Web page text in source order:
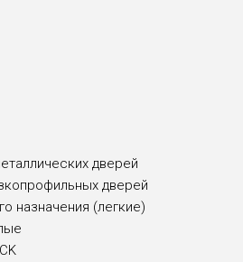
дверей
дверей
назначения (легкие)